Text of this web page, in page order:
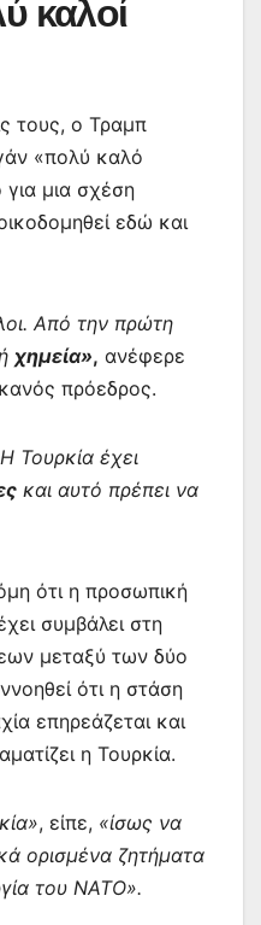
καλοί
τους, ο Τραμπ
«πολύ καλό
μια σχέση
εδώ και
Από την πρώτη
χημεία», ανέφερε
πρόεδρος.
Τουρκία έχει
και αυτό πρέπει να
ότι η προσωπική
συμβάλει στη
μεταξύ των δύο
ότι η στάση
επηρεάζεται και
η Τουρκία.
, είπε, «ίσως να
ορισμένα ζητήματα
του ΝΑΤΟ».